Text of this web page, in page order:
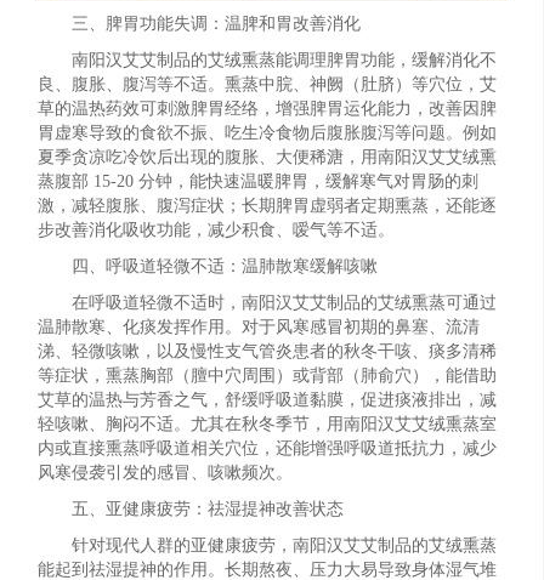
三、脾胃功能失调：温脾和胃改善消化
南阳汉艾艾制品的艾绒熏蒸能调理脾胃功能，缓解消化不
良、腹胀、腹泻等不适。熏蒸中脘、神阙（肚脐）等穴位，艾
草的温热药效可刺激脾胃经络，增强脾胃运化能力，改善因脾
胃虚寒导致的食欲不振、吃生冷食物后腹胀腹泻等问题。例如
夏季贪凉吃冷饮后出现的腹胀、大便稀溏，用南阳汉艾艾绒熏
蒸腹部 15-20 分钟，能快速温暖脾胃，缓解寒气对胃肠的刺
激，减轻腹胀、腹泻症状；长期脾胃虚弱者定期熏蒸，还能逐
步改善消化吸收功能，减少积食、嗳气等不适。
四、呼吸道轻微不适：温肺散寒缓解咳嗽
在呼吸道轻微不适时，南阳汉艾艾制品的艾绒熏蒸可通过
温肺散寒、化痰发挥作用。对于风寒感冒初期的鼻塞、流清
涕、轻微咳嗽，以及慢性支气管炎患者的秋冬干咳、痰多清稀
等症状，熏蒸胸部（膻中穴周围）或背部（肺俞穴），能借助
艾草的温热与芳香之气，舒缓呼吸道黏膜，促进痰液排出，减
轻咳嗽、胸闷不适。尤其在秋冬季节，用南阳汉艾艾绒熏蒸室
内或直接熏蒸呼吸道相关穴位，还能增强呼吸道抵抗力，减少
风寒侵袭引发的感冒、咳嗽频次。
五、亚健康疲劳：祛湿提神改善状态
针对现代人群的亚健康疲劳，南阳汉艾艾制品的艾绒熏蒸
能起到祛湿提神的作用。长期熬夜、压力大易导致身体湿气堆